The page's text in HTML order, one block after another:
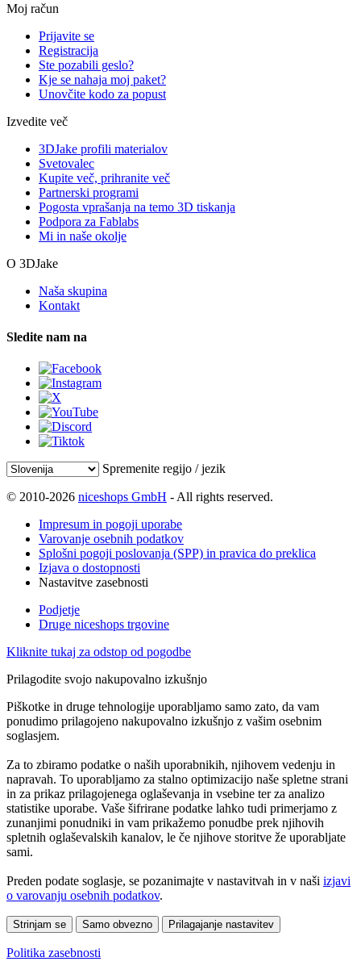
Moj račun
Prijavite se
Registracija
Ste pozabili geslo?
Kje se nahaja moj paket?
Unovčite kodo za popust
Izvedite več
3DJake profili materialov
Svetovalec
Kupite več, prihranite več
Partnerski programi
Pogosta vprašanja na temo 3D tiskanja
Podpora za Fablabs
Mi in naše okolje
O 3DJake
Naša skupina
Kontakt
Sledite nam na
Spremenite regijo / jezik
© 2010-2026 niceshops GmbH - All rights reserved.
Impresum in pogoji uporabe
Varovanje osebnih podatkov
Splošni pogoji poslovanja (SPP) in pravica do preklica
Izjava o dostopnosti
Nastavitve zasebnosti
Podjetje
Druge niceshops trgovine
Kliknite tukaj za odstop od pogodbe
Prilagodite svojo nakupovalno izkušnjo
Piškotke in druge tehnologije uporabljamo samo zato, da vam
ponudimo prilagojeno nakupovalno izkušnjo z vašim osebnim
soglasjem.
Za to zbiramo podatke o naših uporabnikih, njihovem vedenju in
napravah. To uporabljamo za stalno optimizacijo naše spletne strani
in za prikaz prilagojenega oglaševanja in vsebine ter za analizo
statistike uporabe. Vaše šifrirane podatke lahko tudi primerjamo z
zunanjimi ponudniki in vam prikažemo ponudbe prek njihovih
spletnih oglaševalskih kanalov, le če njihove storitve že uporabljate
sami.
Preden podate soglasje, se pozanimajte v nastavitvah in v naši izjavi
o varovanju osebnih podatkov.
Strinjam se Samo obvezno Prilagajanje nastavitev
Politika zasebnosti